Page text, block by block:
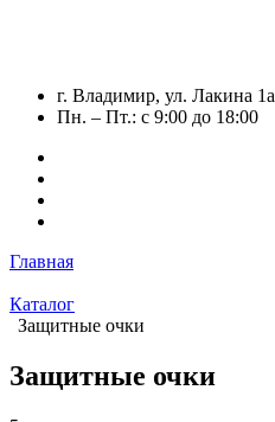
г. Владимир, ул. Лакина 1а
Пн. – Пт.: с 9:00 до 18:00
Главная
Каталог
Защитные очки
Защитные очки